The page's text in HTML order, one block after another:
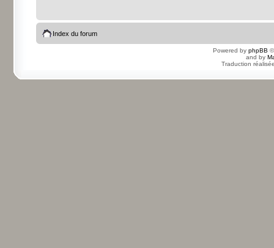
Index du forum
Powered by phpBB
and by
Traduction